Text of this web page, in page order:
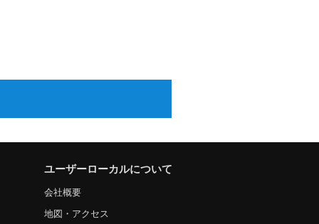
ユーザーローカルについて
会社概要
地図・アクセス